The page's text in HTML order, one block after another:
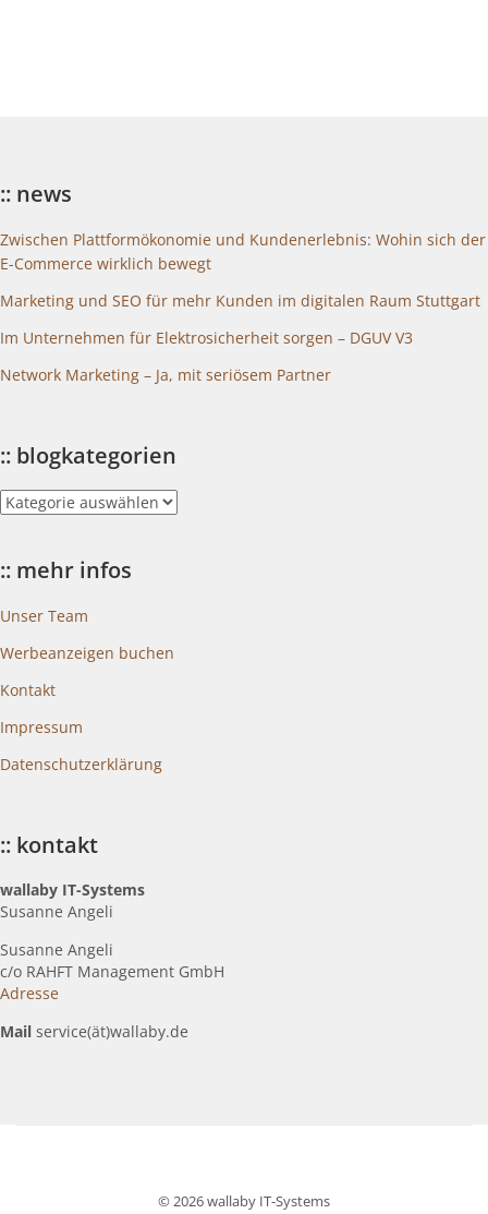
:: news
Zwischen Plattformökonomie und Kundenerlebnis: Wohin sich der
E-Commerce wirklich bewegt
Marketing und SEO für mehr Kunden im digitalen Raum Stuttgart
Im Unternehmen für Elektrosicherheit sorgen – DGUV V3
Network Marketing – Ja, mit seriösem Partner
:: blogkategorien
::
blogkategorien
:: mehr infos
Unser Team
Werbeanzeigen buchen
Kontakt
Impressum
Datenschutzerklärung
:: kontakt
wallaby IT-Systems
Susanne Angeli
Susanne Angeli
c/o RAHFT Management GmbH
Adresse
Mail service(ät)wallaby.de
© 2026 wallaby IT-Systems